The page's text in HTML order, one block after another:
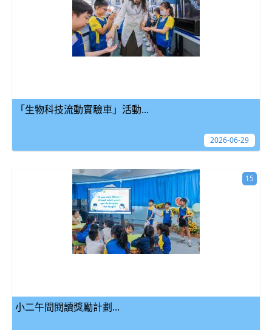
「生物科技流動實驗車」活動...
2026-06-29
小二午間閱讀獎勵計劃...
15